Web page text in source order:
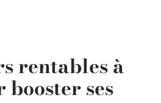
rentables à
ses